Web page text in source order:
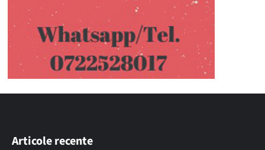
Articole recente